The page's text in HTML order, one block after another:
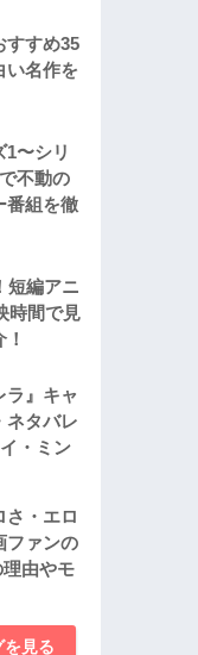
すすめ35
い名作を
1〜シリ
不動の
番組を徹
短編アニ
時間で見
ラ』キャ
ネタバレ
・ミン
さ・エロ
ファンの
由やモ
を見る